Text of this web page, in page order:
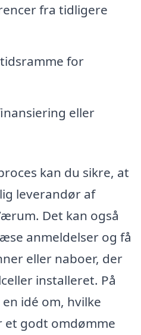
fra tidligere
for
eller
kan du sikre, at
leverandør af
Det kan også
anmeldelser og få
eller naboer, der
installeret. På
idé om, hvilke
godt omdømme